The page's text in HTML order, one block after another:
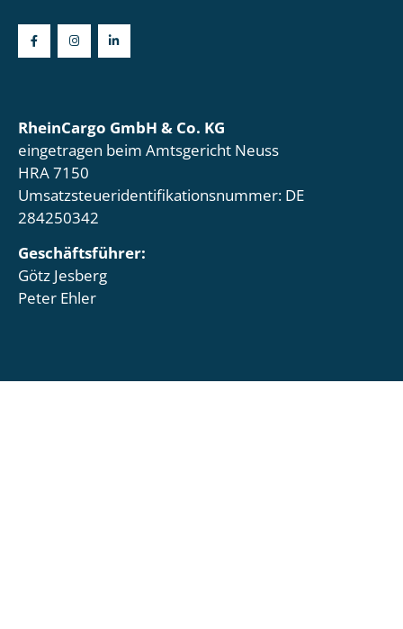
RheinCargo GmbH & Co. KG
eingetragen beim Amtsgericht Neuss
HRA 7150
Umsatzsteueridentifikationsnummer: DE
284250342
Geschäftsführer:
Götz Jesberg
Peter Ehler